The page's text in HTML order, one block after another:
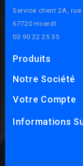
Service client 2A,
67720 Hoerdt
03 90 22 25 35
Produits
Notre Société
Votre Compte
Informations